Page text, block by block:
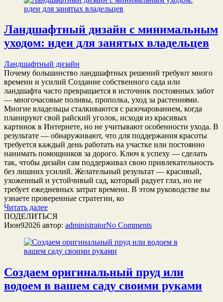
Ландшафтный дизайн с минимальным
уходом: идеи для занятых владельцев
Ландшафтный дизайн
Почему большинство ландшафтных решений требуют много
времени и усилий Создание собственного сада или
ландшафта часто превращается в источник постоянных забот
— многочасовые поливы, прополка, уход за растениями.
Многие владельцы сталкиваются с разочарованием, когда
планируют свой райский уголок, исходя из красивых
картинок в Интернете, но не учитывают особенности ухода. В
результате — обнаруживают, что для поддержания красоты
требуется каждый день работать на участке или постоянно
нанимать помощников за дорого. Ключ к успеху — сделать
так, чтобы дизайн сам поддерживал свою привлекательность
без лишних усилий. Желательный результат — красивый,
ухоженный и устойчивый сад, который радует глаз, но не
требует ежедневных затрат времени. В этом руководстве вы
узнаете проверенные стратегии, ко
Читать далее
ПОДЕЛИТЬСЯ
Июн92026 автор: administratorNo Comments
Создаем оригинальный пруд или
водоем в вашем саду своими руками